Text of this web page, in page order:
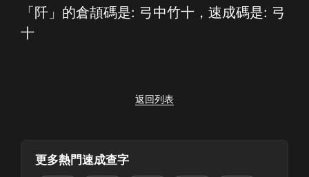
「阡」的倉頡碼是: 弓中竹十，速成碼是: 弓
十
返回列表
更多熱門速成查字